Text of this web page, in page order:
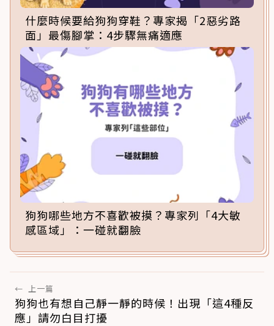
什麼時候要給狗狗穿鞋？專家揭「2惡劣路
面」最傷腳掌：4步驟無痛適應
狗狗哪些地方不喜歡被摸？專家列「4大敏
感區域」：一碰就翻臉
← 上一篇
狗狗也有想自己靜一靜的時候！出現「這4種反
應」請勿白目打擾